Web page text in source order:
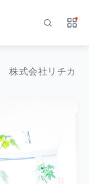
Search
株式会社リチカ